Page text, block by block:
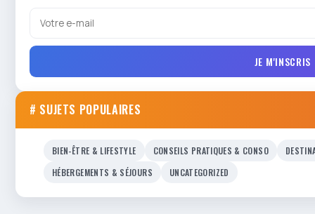
JE M'INSCRIS
# SUJETS POPULAIRES
BIEN-ÊTRE & LIFESTYLE CONSEILS PRATIQUES & CONSO
HÉBERGEMENTS & SÉJOURS
UNCATEGORIZED